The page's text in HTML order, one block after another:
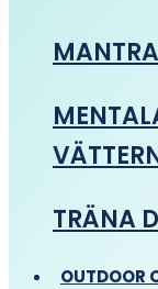
TRÄNA
OUTDOOR